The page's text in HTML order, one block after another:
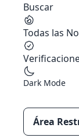
Buscar
Todas las
Dark Mode
Área